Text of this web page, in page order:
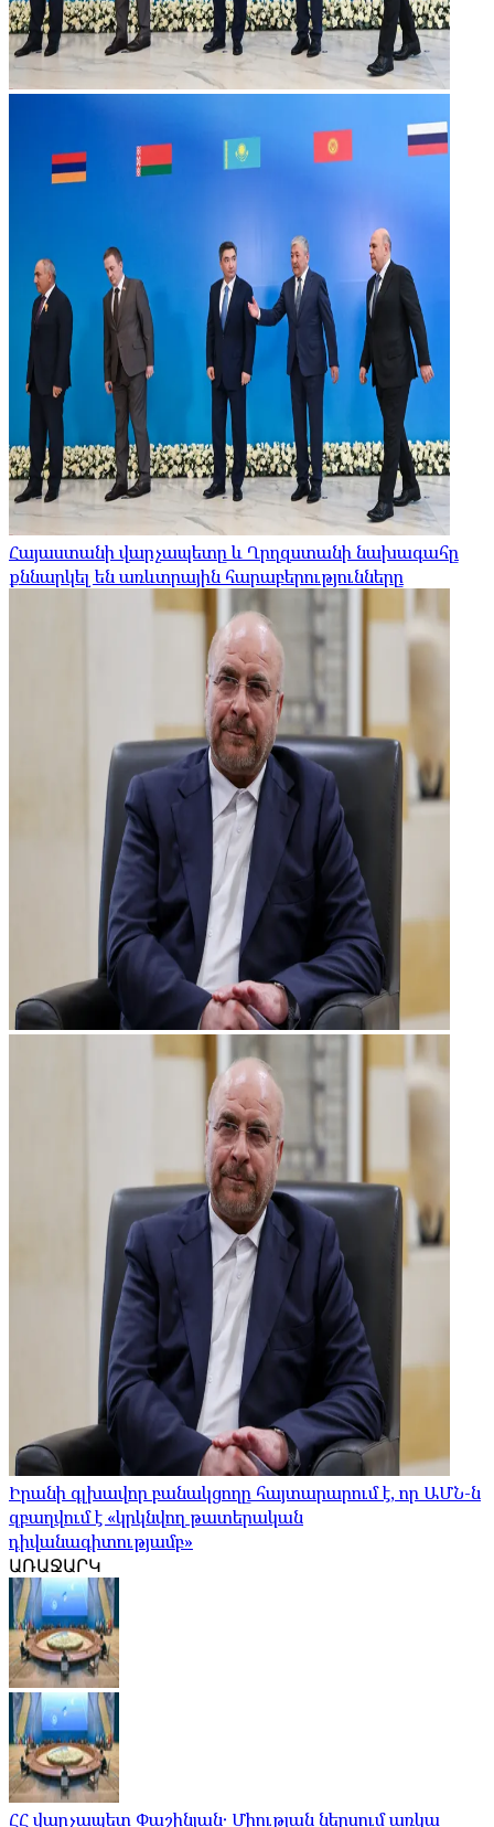
Հայաստանի վարչապետը և Ղրղզստանի նախագահը
քննարկել են առևտրային հարաբերությունները
Իրանի գլխավոր բանակցողը հայտարարում է, որ ԱՄՆ-ն
զբաղվում է «կրկնվող թատերական
դիվանագիտությամբ»
ԱՌԱՋԱՐԿ
ՀՀ վարչապետ Փաշինյան․ Միության ներսում առկա